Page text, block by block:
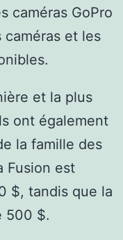
caméras GoPro
caméras et les
et la plus
ont également
la famille des
Fusion est
$, tandis que la
500 $.